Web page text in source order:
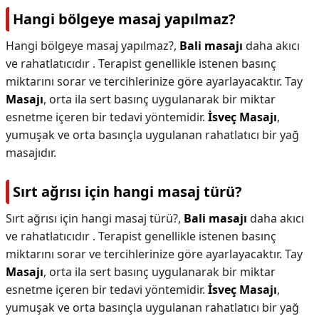
Hangi bölgeye masaj yapılmaz?
Hangi bölgeye masaj yapılmaz?, Bali masajı daha akıcı
ve rahatlatıcıdır . Terapist genellikle istenen basınç
miktarını sorar ve tercihlerinize göre ayarlayacaktır. Tay
Masajı, orta ila sert basınç uygulanarak bir miktar
esnetme içeren bir tedavi yöntemidir. İsveç Masajı,
yumuşak ve orta basınçla uygulanan rahatlatıcı bir yağ
masajıdır.
Sırt ağrısı için hangi masaj türü?
Sırt ağrısı için hangi masaj türü?, Bali masajı daha akıcı
ve rahatlatıcıdır . Terapist genellikle istenen basınç
miktarını sorar ve tercihlerinize göre ayarlayacaktır. Tay
Masajı, orta ila sert basınç uygulanarak bir miktar
esnetme içeren bir tedavi yöntemidir. İsveç Masajı,
yumuşak ve orta basınçla uygulanan rahatlatıcı bir yağ